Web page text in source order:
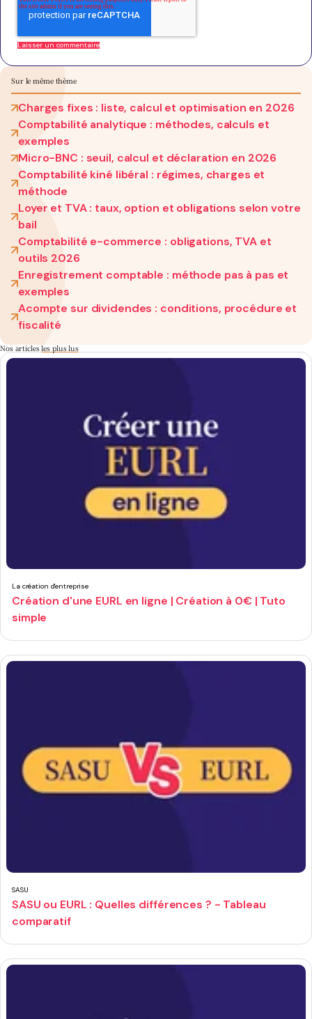
Sur le même thème
Charges fixes : liste, calcul et optimisation en 2026
Comptabilité analytique : méthodes, calculs et
exemples
Micro-BNC : seuil, calcul et déclaration en 2026
Comptabilité kiné libéral : régimes, charges et
méthode
Loyer et TVA : taux, option et obligations selon votre
bail
Comptabilité e-commerce : obligations, TVA et
outils 2026
Enregistrement comptable : méthode pas à pas et
exemples
Acompte sur dividendes : conditions, procédure et
fiscalité
Nos articlesles plus lus
La création d'entreprise
Création d'une EURL en ligne | Création à 0€ | Tuto
simple
SASU
SASU ou EURL : Quelles différences ? - Tableau
comparatif